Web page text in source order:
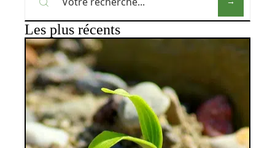
Les plus récents